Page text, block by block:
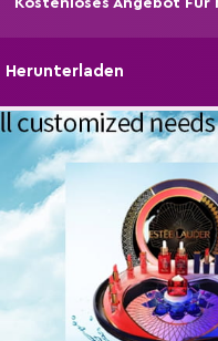
Kostenloses Angebot Für
Herunterladen